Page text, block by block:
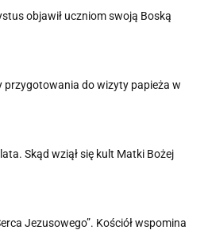
objawił uczniom swoją Boską
przygotowania do wizyty papieża w
Skąd wziął się kult Matki Bożej
Jezusowego”. Kościół wspomina